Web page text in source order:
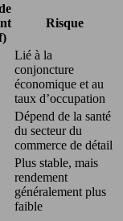
Risque
Lié à la
conjoncture
économique et au
taux d’occupation
Dépend de la santé
du secteur du
commerce de détail
Plus stable, mais
rendement
généralement plus
faible